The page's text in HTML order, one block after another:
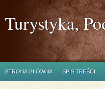
Turystyka,
STRONA GŁÓWNA SPIS TREŚCI